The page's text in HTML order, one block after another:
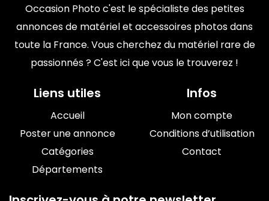
Occasion Photo c'est le spécialiste des petites
annonces de matériel et accessoires photos dans
toute la France. Vous cherchez du matériel rare de
passionnés ? C'est ici que vous le trouverez !
Liens utiles
Accueil
Poster une annonce
Catégories
Départements
Infos
Mon compte
Conditions d’utilisation
Contact